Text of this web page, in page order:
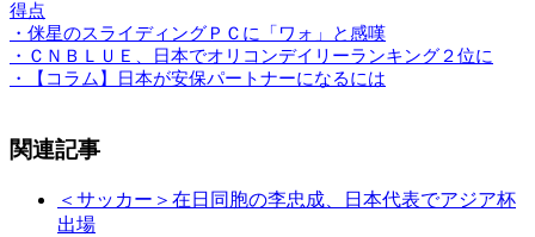
得点
・侎星のスライディングＰＣに「ワォ」と感嘆
・ＣＮＢＬＵＥ、日本でオリコンデイリーランキング２位に
・【コラム】日本が安保パートナーになるには
関連記事
＜サッカー＞在日同胞の李忠成、日本代表でアジア杯
出場